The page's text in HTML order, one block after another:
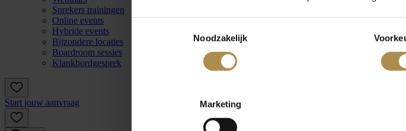
Noodzakelijk
Marketing
Sprekers trainingen
Online events
Hybride events
Bijzondere locaties
Boardroom sessies
Klankbordgesprek
Start jouw aanvraag